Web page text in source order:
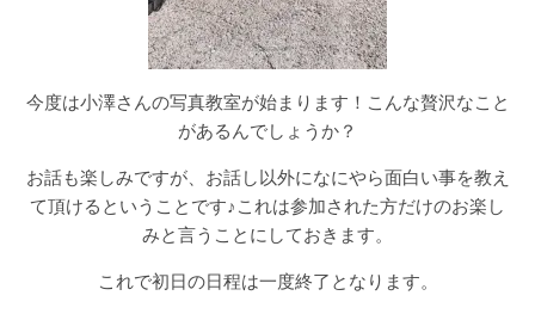
今度は小澤さんの写真教室が始まります！こんな贅沢なこと
があるんでしょうか？
お話も楽しみですが、お話し以外になにやら面白い事を教え
て頂けるということです♪これは参加された方だけのお楽し
みと言うことにしておきます。
これで初日の日程は一度終了となります。